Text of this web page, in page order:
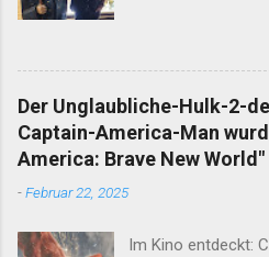
lange
innerhalb einer
neuerliche
werden, dass Alan
Wahnsinnswoche
eingekriegt hat,
Der Unglaubliche-Hulk-2-
Captain-America-Man
America: Brave New World"
-Februar 22, 2025
Im Kino entdeckt: